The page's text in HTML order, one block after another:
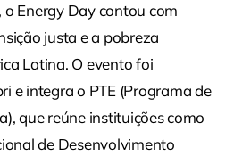
Energy Day contou com
justa e a pobreza
Latina. O evento foi
e integra o PTE (Programa de
que reúne instituições como
de Desenvolvimento